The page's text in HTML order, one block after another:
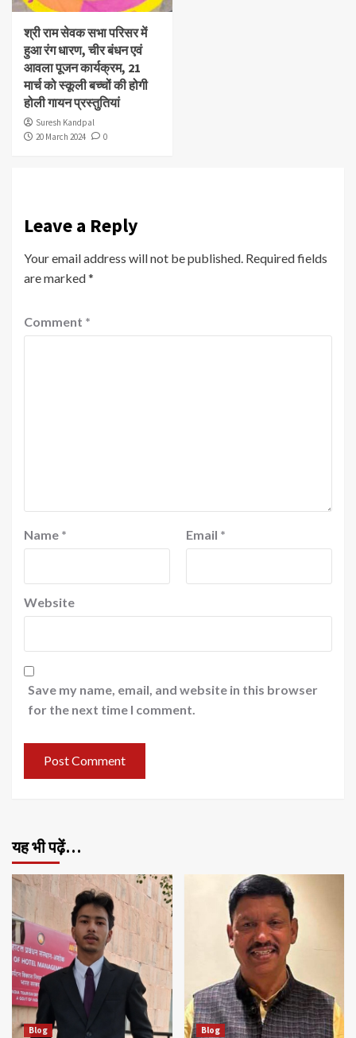
श्री राम सेवक सभा परिसर में
हुआ रंग धारण, चीर बंधन एवं
आवला पूजन कार्यक्रम, 21
मार्च को स्कूली बच्चों की होगी
होली गायन प्रस्तुतियां
Suresh Kandpal
20 March 2024
0
Leave a Reply
Your email address will not be published. Required fields
are marked*
Comment *
Name * Email *
Website
Save my name, email, and website in this browser
for the next time I comment.
यह भी पढ़ें…
Blog Blog